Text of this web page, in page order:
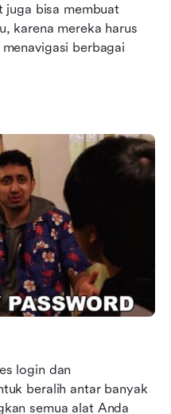
juga bisa membuat
karena mereka harus
berbagai
login dan
beralih antar banyak
semua alat Anda